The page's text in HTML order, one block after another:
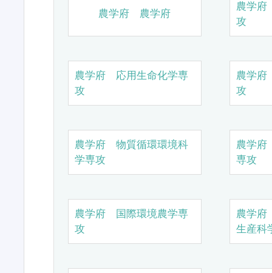
農学府 農学府
農学
攻
農学府 応用生命化学専
攻
農学
攻
農学府 物質循環環境科
学専攻
農学
専攻
農学府 国際環境農学専
攻
農学
生産科